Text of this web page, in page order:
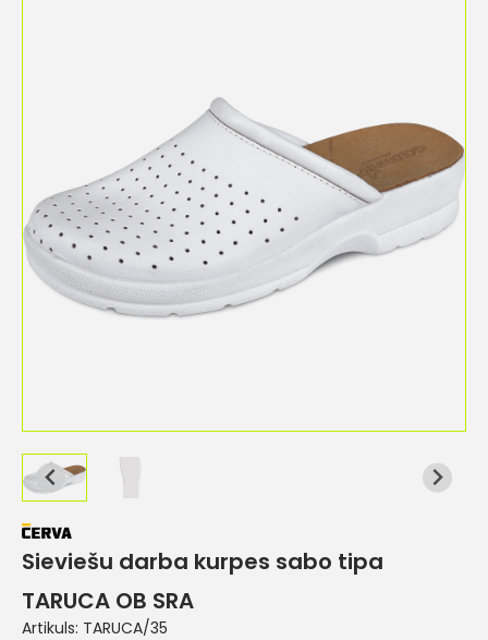
Sieviešu darba kurpes sabo tipa
TARUCA OB SRA
Artikuls: TARUCA/35